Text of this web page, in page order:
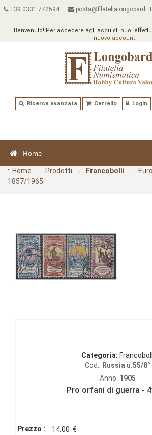
+39 0331.772594 posta@filatelialongobardi.it
Benvenuto! Per accedere agli acquisti puoi
nuovo account
Ricerca avanzata Carrello Login
Home
:: Home - Prodotti - Francobolli -
1857/1965
Categoria:
Cod.: Russia u.55/8°
Anno: 1905
Pro orfani di guerra -
Prezzo : 14.00 €